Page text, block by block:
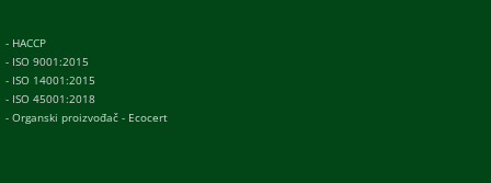
- HACCP
- ISO 9001:2015
- ISO 14001:2015
- ISO 45001:2018
- Organski proizvođač - Ecocert